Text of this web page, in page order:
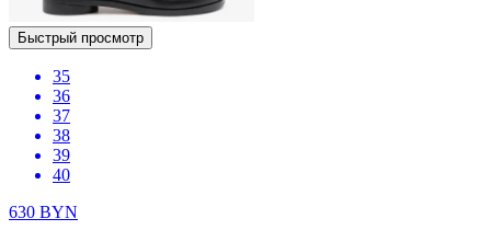
Быстрый просмотр
35
36
37
38
39
40
630 BYN